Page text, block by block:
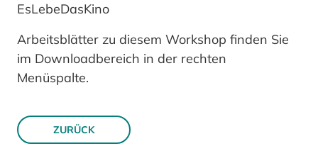
EsLebeDasKino
Arbeitsblätter zu diesem Workshop finden Sie
im Downloadbereich in der rechten
Menüspalte.
ZURÜCK